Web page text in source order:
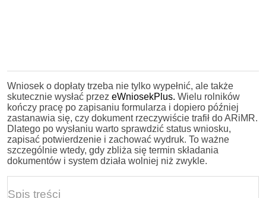
Wniosek o dopłaty trzeba nie tylko wypełnić, ale także
skutecznie wysłać przez eWniosekPlus. Wielu rolników
kończy pracę po zapisaniu formularza i dopiero później
zastanawia się, czy dokument rzeczywiście trafił do ARiMR.
Dlatego po wysłaniu warto sprawdzić status wniosku,
zapisać potwierdzenie i zachować wydruk. To ważne
szczególnie wtedy, gdy zbliża się termin składania
dokumentów i system działa wolniej niż zwykle.
Spis treści